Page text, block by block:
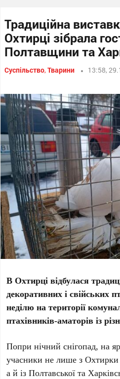
Традиційна
Охтирці зібрала
Полтавщини та
Суспільство,Тварини 13:58,
В Охтирці відбулася
декоративних і свійських
неділю на території
птахівників-аматорів із
Попри нічний снігопад, на
учасники не лише з
а й із Полтавської та